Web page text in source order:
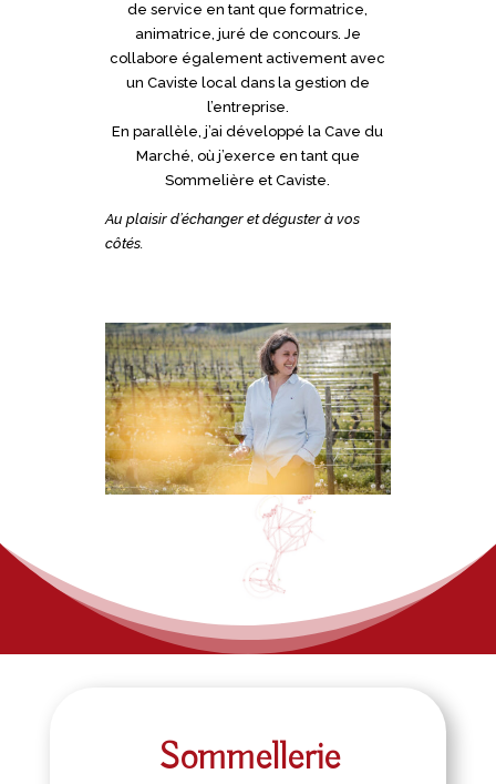
de service en tant que formatrice,
animatrice, juré de concours. Je
collabore également activement avec
un Caviste local dans la gestion de
l’entreprise.
En parallèle, j’ai développé la Cave du
Marché, où j’exerce en tant que
Sommelière et Caviste.
Au plaisir d’échanger et déguster à vos
côtés.
Sommellerie